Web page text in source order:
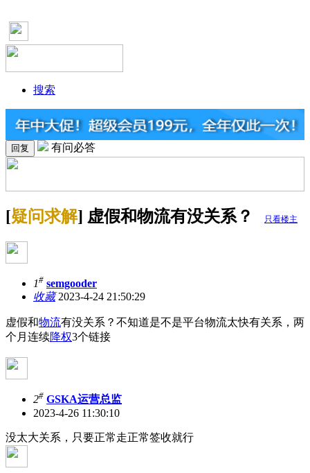
搜索
回复 有问必答
[疑问求解] 虚假和物流有没关系？ 只看楼主
1# semgooder
收藏2023-4-24 21:50:29
虚假和物流有没关系？不知道是不是平台物流太快有关系，两
个月连续降权3个链接
2# GSKA运营总监
2023-4-26 11:30:10
没太大关系，只要正常走正常签收就行